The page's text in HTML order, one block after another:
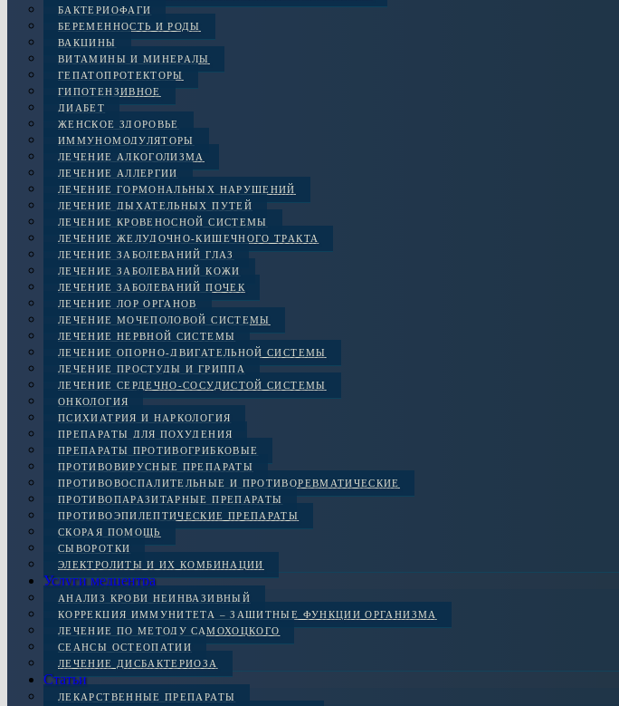
БАКТЕРИОФАГИ
БЕРЕМЕННОСТЬ И РОДЫ
ВАКЦИНЫ
ВИТАМИНЫ И МИНЕРАЛЫ
ГЕПАТОПРОТЕКТОРЫ
ГИПОТЕНЗИВНОЕ
ДИАБЕТ
ЖЕНСКОЕ ЗДОРОВЬЕ
ИММУНОМОДУЛЯТОРЫ
ЛЕЧЕНИЕ АЛКОГОЛИЗМА
ЛЕЧЕНИЕ АЛЛЕРГИИ
ЛЕЧЕНИЕ ГОРМОНАЛЬНЫХ НАРУШЕНИЙ
ЛЕЧЕНИЕ ДЫХАТЕЛЬНЫХ ПУТЕЙ
ЛЕЧЕНИЕ КРОВЕНОСНОЙ СИСТЕМЫ
ЛЕЧЕНИЕ ЖЕЛУДОЧНО-КИШЕЧНОГО ТРАКТА
ЛЕЧЕНИЕ ЗАБОЛЕВАНИЙ ГЛАЗ
ЛЕЧЕНИЕ ЗАБОЛЕВАНИЙ КОЖИ
ЛЕЧЕНИЕ ЗАБОЛЕВАНИЙ ПОЧЕК
ЛЕЧЕНИЕ ЛОР ОРГАНОВ
ЛЕЧЕНИЕ МОЧЕПОЛОВОЙ СИСТЕМЫ
ЛЕЧЕНИЕ НЕРВНОЙ СИСТЕМЫ
ЛЕЧЕНИЕ ОПОРНО-ДВИГАТЕЛЬНОЙ СИСТЕМЫ
ЛЕЧЕНИЕ ПРОСТУДЫ И ГРИППА
ЛЕЧЕНИЕ СЕРДЕЧНО-СОСУДИСТОЙ СИСТЕМЫ
ОНКОЛОГИЯ
ПСИХИАТРИЯ И НАРКОЛОГИЯ
ПРЕПАРАТЫ ДЛЯ ПОХУДЕНИЯ
ПРЕПАРАТЫ ПРОТИВОГРИБКОВЫЕ
ПРОТИВОВИРУСНЫЕ ПРЕПАРАТЫ
ПРОТИВОВОСПАЛИТЕЛЬНЫЕ И ПРОТИВОРЕВМАТИЧЕСКИЕ
ПРОТИВОПАРАЗИТАРНЫЕ ПРЕПАРАТЫ
ПРОТИВОЭПИЛЕПТИЧЕСКИЕ ПРЕПАРАТЫ
СКОРАЯ ПОМОЩЬ
СЫВОРОТКИ
ЭЛЕКТРОЛИТЫ И ИХ КОМБИНАЦИИ
Услуги медцентра
АНАЛИЗ КРОВИ НЕИНВАЗИВНЫЙ
КОРРЕКЦИЯ ИММУНИТЕТА – ЗАЩИТНЫЕ ФУНКЦИИ ОРГАНИЗМА
ЛЕЧЕНИЕ ПО МЕТОДУ САМОХОЦКОГО
СЕАНСЫ ОСТЕОПАТИИ
ЛЕЧЕНИЕ ДИСБАКТЕРИОЗА
Статьи
ЛЕКАРСТВЕННЫЕ ПРЕПАРАТЫ